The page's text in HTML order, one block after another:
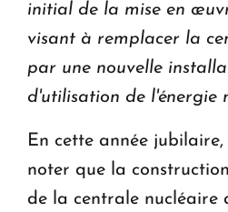
initial de la mise en
visant à remplacer la
par une nouvelle
d'utilisation de l'énergie
En cette année
noter que la
de la centrale nucléaire